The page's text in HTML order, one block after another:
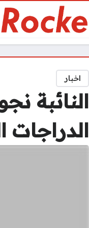
اخبار
النائبة
الدراجات